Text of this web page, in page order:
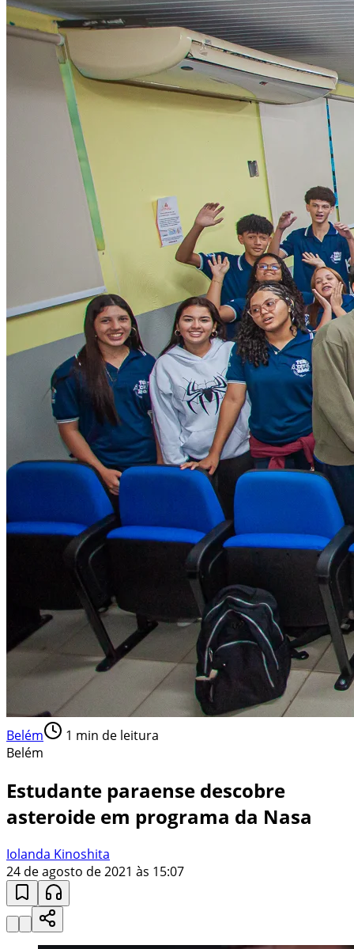
Belém 1 min de leitura
Belém
Estudante paraense descobre
asteroide em programa da Nasa
Iolanda Kinoshita
24 de agosto de 2021 às 15:07